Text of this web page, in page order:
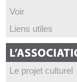
Voir
Liens utiles
Le projet culturel